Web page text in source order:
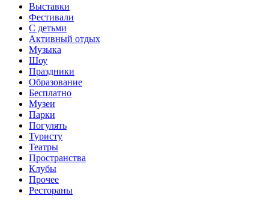
Выставки
Фестивали
С детьми
Активный отдых
Музыка
Шоу
Праздники
Образование
Бесплатно
Музеи
Парки
Погулять
Туристу
Театры
Пространства
Клубы
Прочее
Рестораны